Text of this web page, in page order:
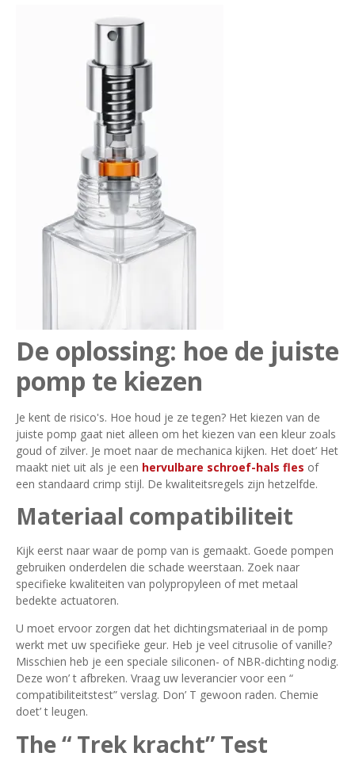
De oplossing: hoe de juiste
pomp te kiezen
Je kent de risico's. Hoe houd je ze tegen? Het kiezen van de
juiste pomp gaat niet alleen om het kiezen van een kleur zoals
goud of zilver. Je moet naar de mechanica kijken. Het doet’ Het
maakt niet uit als je een hervulbare schroef-hals fles of
een standaard crimp stijl. De kwaliteitsregels zijn hetzelfde.
Materiaal compatibiliteit
Kijk eerst naar waar de pomp van is gemaakt. Goede pompen
gebruiken onderdelen die schade weerstaan. Zoek naar
specifieke kwaliteiten van polypropyleen of met metaal
bedekte actuatoren.
U moet ervoor zorgen dat het dichtingsmateriaal in de pomp
werkt met uw specifieke geur. Heb je veel citrusolie of vanille?
Misschien heb je een speciale siliconen- of NBR-dichting nodig.
Deze won’ t afbreken. Vraag uw leverancier voor een “
compatibiliteitstest” verslag. Don’ T gewoon raden. Chemie
doet’ t leugen.
The “ Trek kracht” Test